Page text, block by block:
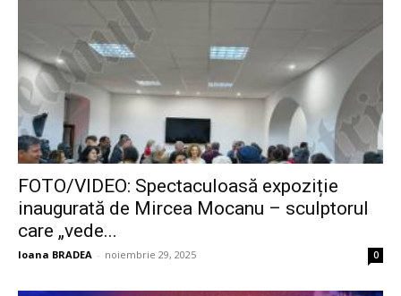
FOTO/VIDEO: Spectaculoasă expoziție
inaugurată de Mircea Mocanu – sculptorul
care „vede...
Ioana BRADEA - noiembrie 29, 2025 0